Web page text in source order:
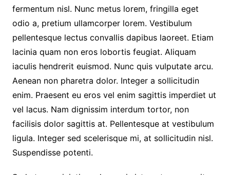
fermentum nisl. Nunc metus lorem, fringilla eget
odio a, pretium ullamcorper lorem. Vestibulum
pellentesque lectus convallis dapibus laoreet. Etiam
lacinia quam non eros lobortis feugiat. Aliquam
iaculis hendrerit euismod. Nunc quis vulputate arcu.
Aenean non pharetra dolor. Integer a sollicitudin
enim. Praesent eu eros vel enim sagittis imperdiet ut
vel lacus. Nam dignissim interdum tortor, non
facilisis dolor sagittis at. Pellentesque at vestibulum
ligula. Integer sed scelerisque mi, at sollicitudin nisl.
Suspendisse potenti.